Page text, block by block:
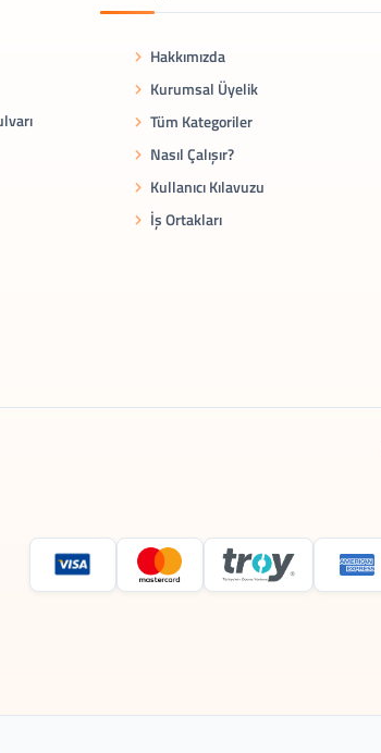
Hakkımızda
Kurumsal Üyelik
Tüm Kategoriler
Nasıl Çalışır?
Kullanıcı Kılavuzu
İş Ortakları